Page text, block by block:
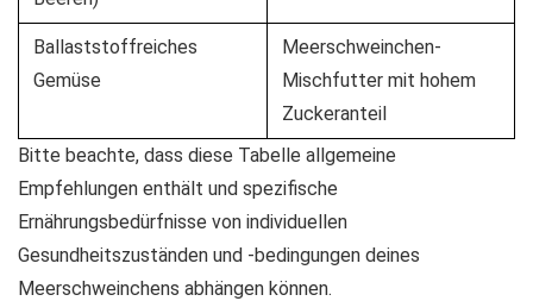
Ballaststoffreiches
Gemüse
Meerschweinchen-
Mischfutter mit hohem
Zuckeranteil
Bitte beachte, dass diese Tabelle allgemeine
Empfehlungen enthält und spezifische
Ernährungsbedürfnisse von individuellen
Gesundheitszuständen und -bedingungen deines
Meerschweinchens abhängen können.